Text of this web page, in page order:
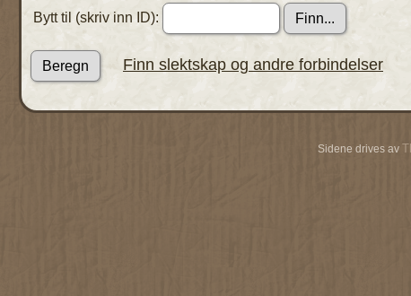
Bytt til (skriv inn ID):
Finn slektskap og andre forbindelser
Sidene drives av